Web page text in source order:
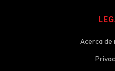
Acerca de